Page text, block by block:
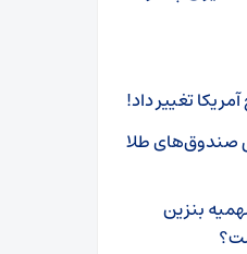
تغییر داد!
صندوق‌های طلا
بنزین‌